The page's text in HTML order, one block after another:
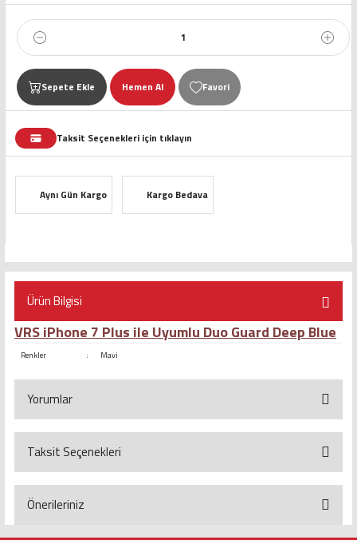
Sepete Ekle Hemen Al
Taksit Seçenekleri için tıklayın
Aynı Gün Kargo Kargo Bedava
Ürün Bilgisi
VRS iPhone 7 Plus ile Uyumlu Duo Guard Deep Blue
Renkler : Mavi
Yorumlar
Bu ürüne ilk yorumu siz yapın!
Taksit Seçenekleri
Önerileriniz